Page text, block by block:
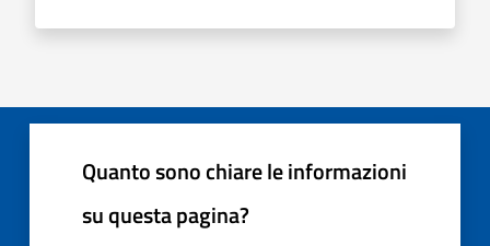
Quanto sono chiare le informazioni
su questa pagina?